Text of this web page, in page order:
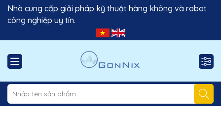
Nhà cung cấp giải pháp kỹ thuật hàng không và robot
công nghiệp uy tín.